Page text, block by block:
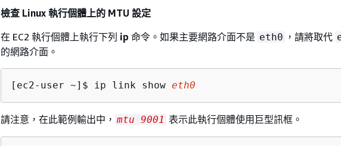
檢查 Linux 執行個體上的 MTU 設定
在 EC2 執行個體上執行下列 ip 命令。如果主要網路介面不是 eth0 ，請將取代
的網路介面。
[ec2-user ~]$ ip link show eth0
請注意，在此範例輸出中， mtu 9001 表示此執行個體使用巨型訊框。